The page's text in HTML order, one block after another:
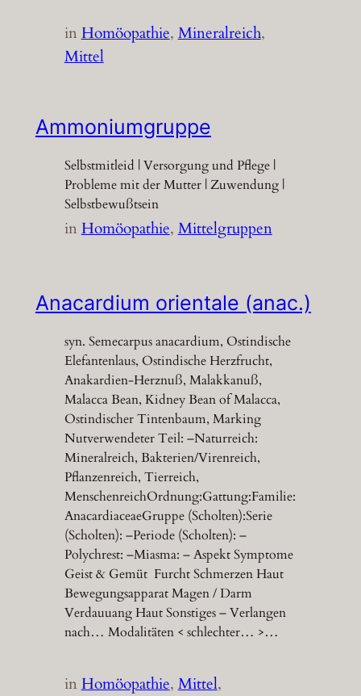
inHomöopathie, Mineralreich
Mittel
Ammoniumgruppe
Selbstmitleid | Versorgung und Pflege |
Probleme mit der Mutter | Zuwendung |
Selbstbewußtsein
inHomöopathie, Mittelgruppen
Anacardium orientale (anac.)
syn. Semecarpus anacardium, Ostindische
Elefantenlaus, Ostindische Herzfrucht,
Anakardien-Herznuß, Malakkanuß,
Malacca Bean, Kidney Bean of Malacca,
Ostindischer Tintenbaum, Marking
Nutverwendeter Teil: –Naturreich:
Mineralreich, Bakterien/Virenreich,
Pflanzenreich, Tierreich,
MenschenreichOrdnung:Gattung:Familie:
AnacardiaceaeGruppe (Scholten):Serie
(Scholten): –Periode (Scholten): –
Polychrest: –Miasma: – Aspekt Symptome
Geist & Gemüt Furcht Schmerzen Haut
Bewegungsapparat Magen / Darm
Verdauuang Haut Sonstiges – Verlangen
nach… Modalitäten < schlechter… >…
inHomöopathie, Mittel